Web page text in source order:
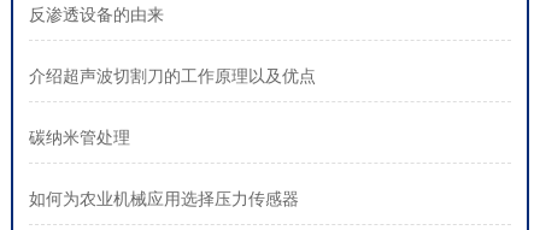
反渗透设备的由来
介绍超声波切割刀的工作原理以及优点
碳纳米管处理
如何为农业机械应用选择压力传感器